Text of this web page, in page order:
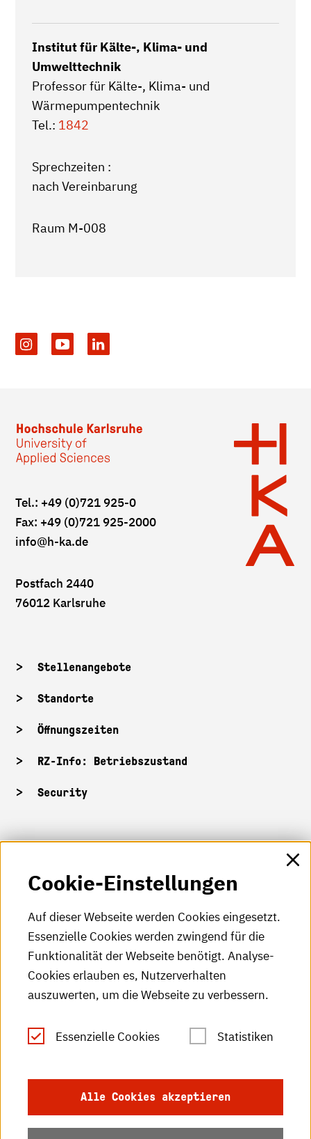
Institut für Kälte-, Klima- und
Umwelttechnik
Professor für Kälte-, Klima- und
Wärmepumpentechnik
Tel.: 1842
Sprechzeiten :
nach Vereinbarung
Raum M-008
Tel.: +49 (0)721 925-0
Fax: +49 (0)721 925-2000
info@h-ka.de
Postfach 2440
76012 Karlsruhe
Stellenangebote
Standorte
Öffnungszeiten
RZ-Info: Betriebszustand
Security
HKA-Shop
HKA-Videos
HKA-Podcast
HKA-Publikationen
RSS-Feed
Leichte Sprache
Datenschutz
Cookie-Einstellungen
Auf dieser Webseite werden Cookies eingesetzt.
Essenzielle Cookies werden zwingend für die
Funktionalität der Webseite benötigt. Analyse-
Cookies erlauben es, Nutzerverhalten
auszuwerten, um die Webseite zu verbessern.
Essenzielle Cookies Statistiken
Alle Cookies akzeptieren